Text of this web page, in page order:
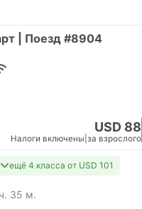
| Поезд #8904
USD 88
Налоги включены за взрослого
ещё 4 класса от USD 101
35 м.